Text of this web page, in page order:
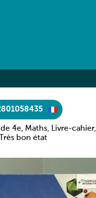
4e, Maths, Livre-cahier,
bon état